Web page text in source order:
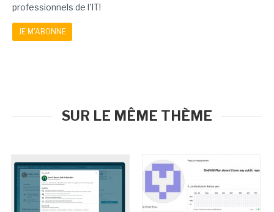
professionnels de l'IT!
JE M'ABONNE
SUR LE MÊME THÈME